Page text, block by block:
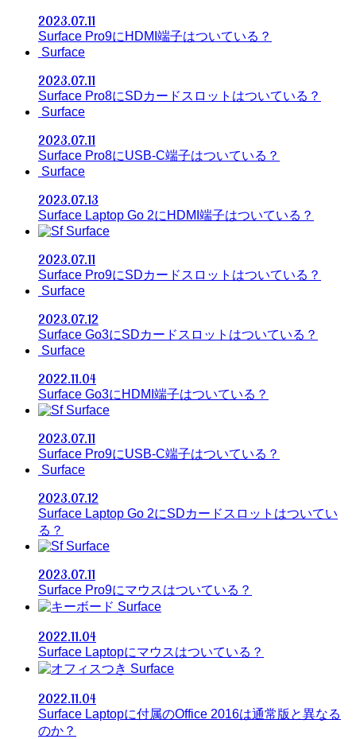
2023.07.11
Surface Pro9にHDMI端子はついている？
Surface
2023.07.11
Surface Pro8にSDカードスロットはついている？
Surface
2023.07.11
Surface Pro8にUSB-C端子はついている？
Surface
2023.07.13
Surface Laptop Go 2にHDMI端子はついている？
Surface
2023.07.11
Surface Pro9にSDカードスロットはついている？
Surface
2023.07.12
Surface Go3にSDカードスロットはついている？
Surface
2022.11.04
Surface Go3にHDMI端子はついている？
Surface
2023.07.11
Surface Pro9にUSB-C端子はついている？
Surface
2023.07.12
Surface Laptop Go 2にSDカードスロットはついてい
る？
Surface
2023.07.11
Surface Pro9にマウスはついている？
Surface
2022.11.04
Surface Laptopにマウスはついている？
Surface
2022.11.04
Surface Laptopに付属のOffice 2016は通常版と異なる
のか？